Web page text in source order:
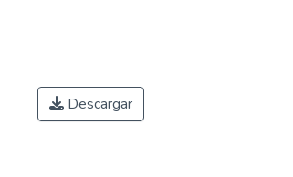
Descargar